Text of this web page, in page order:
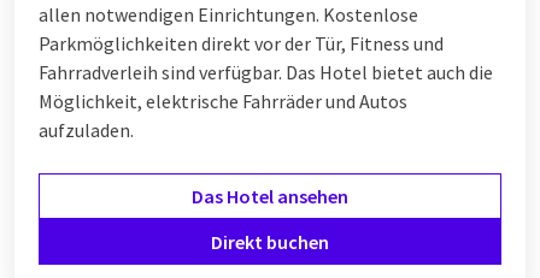
allen notwendigen Einrichtungen. Kostenlose
Parkmöglichkeiten direkt vor der Tür, Fitness und
Fahrradverleih sind verfügbar. Das Hotel bietet auch die
Möglichkeit, elektrische Fahrräder und Autos
aufzuladen.
Das Hotel ansehen
Direkt buchen